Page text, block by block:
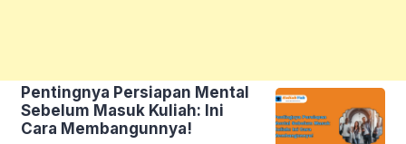
Pentingnya Persiapan Mental
Sebelum Masuk Kuliah: Ini
Cara Membangunnya!